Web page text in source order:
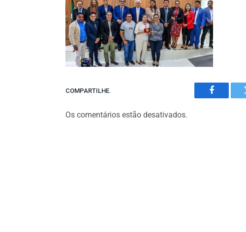
COMPARTILHE.
Facebook
Os comentários estão desativados.